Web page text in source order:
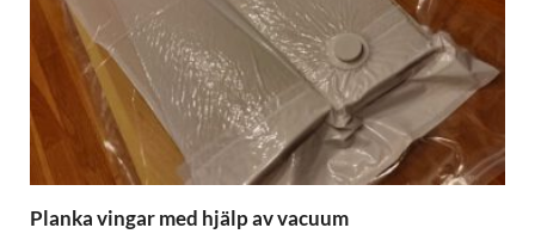
Planka vingar med hjälp av vacuum